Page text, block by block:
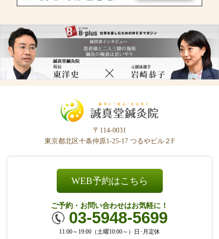
〒114-0031
東京都北区十条仲原1-25-17 つるやビル２F
WEB予約はこちら
ご予約・お問い合わせはお気軽に！
03-5948-5699
11:00～19:00（土曜10:00～）日･月定休